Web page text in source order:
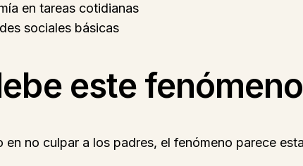
en tareas cotidianas
sociales básicas
este
en no culpar a los padres, el fenómeno parece